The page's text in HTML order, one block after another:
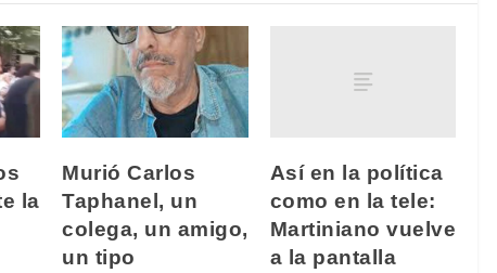
la
Murió Carlos
Taphanel, un
colega, un amigo,
un tipo
Así en la política
como en la tele:
Martiniano vuelve
a la pantalla